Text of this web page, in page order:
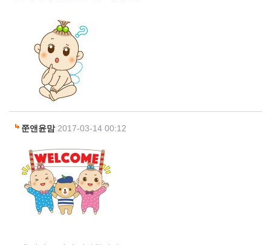
쭌앤윤맘| 2017-03-14 00:12